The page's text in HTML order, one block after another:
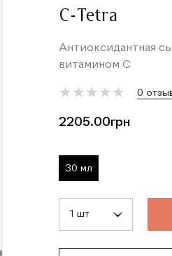
C-Tetra
Антиоксидантная
витамином С
★
★ ★
★ ★
★ ★
★ ★
★ 0
2205.00грн
30 мл